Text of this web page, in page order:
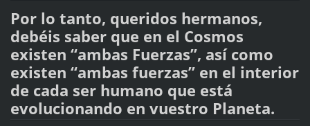
Por lo tanto, queridos hermanos,
debéis saber que en el Cosmos
existen “ambas Fuerzas”, así como
existen “ambas fuerzas” en el interior
de cada ser humano que está
evolucionando en vuestro Planeta.